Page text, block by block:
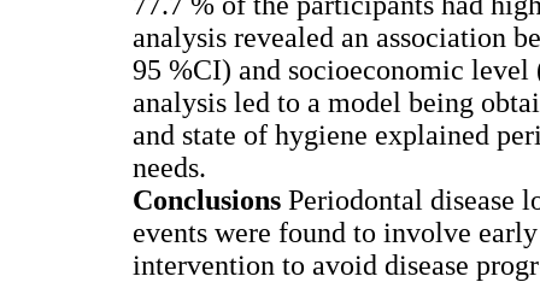
analysis revealed an association
95 %CI) and socioeconomic
analysis led to a model being
and state of hygiene explained
needs.
Conclusions Periodontal disease
events were found to involve
intervention to avoid disease